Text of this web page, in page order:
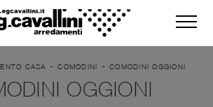
CASA -COMODINI -COMODINI OGGIONI
OGGIONI